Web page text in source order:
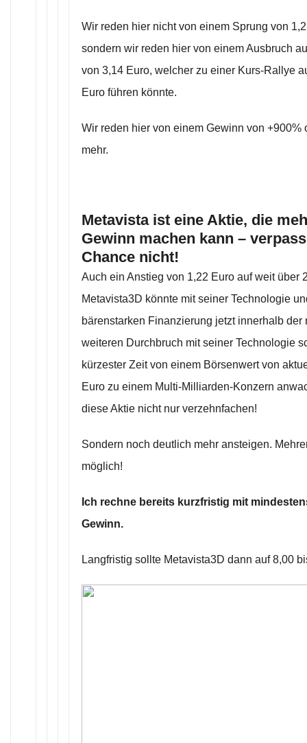
Wir reden hier nicht von einem Sprung von
sondern wir reden hier von einem Ausbruch
von 3,14 Euro, welcher zu einer Kurs-Rallye
Euro führen könnte.
Wir reden hier von einem Gewinn von +900%
mehr.
Metavista ist eine Aktie, die
Gewinn machen kann –
Chance nicht!
Auch ein Anstieg von 1,22 Euro auf weit über
Metavista3D könnte mit seiner Technologie
bärenstarken Finanzierung jetzt innerhalb der
weiteren Durchbruch mit seiner Technologie
kürzester Zeit von einem Börsenwert von
Euro zu einem Multi-Milliarden-Konzern
diese Aktie nicht nur verzehnfachen!
Sondern noch deutlich mehr ansteigen.
möglich!
Ich rechne bereits kurzfristig mit
Gewinn.
Langfristig sollte Metavista3D dann auf 8,00